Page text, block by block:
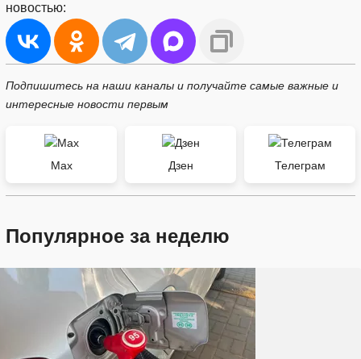
новостью:
Подпишитесь на наши каналы и получайте самые важные и
интересные новости первым
Max Дзен Телеграм
Популярное за неделю